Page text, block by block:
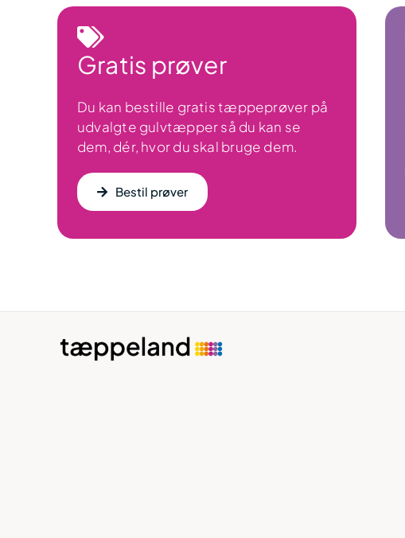
Gratis prøver
Du kan bestille gratis tæppeprøver på
udvalgte gulvtæpper så du kan se
dem, dér, hvor du skal bruge dem.
Bestil prøver